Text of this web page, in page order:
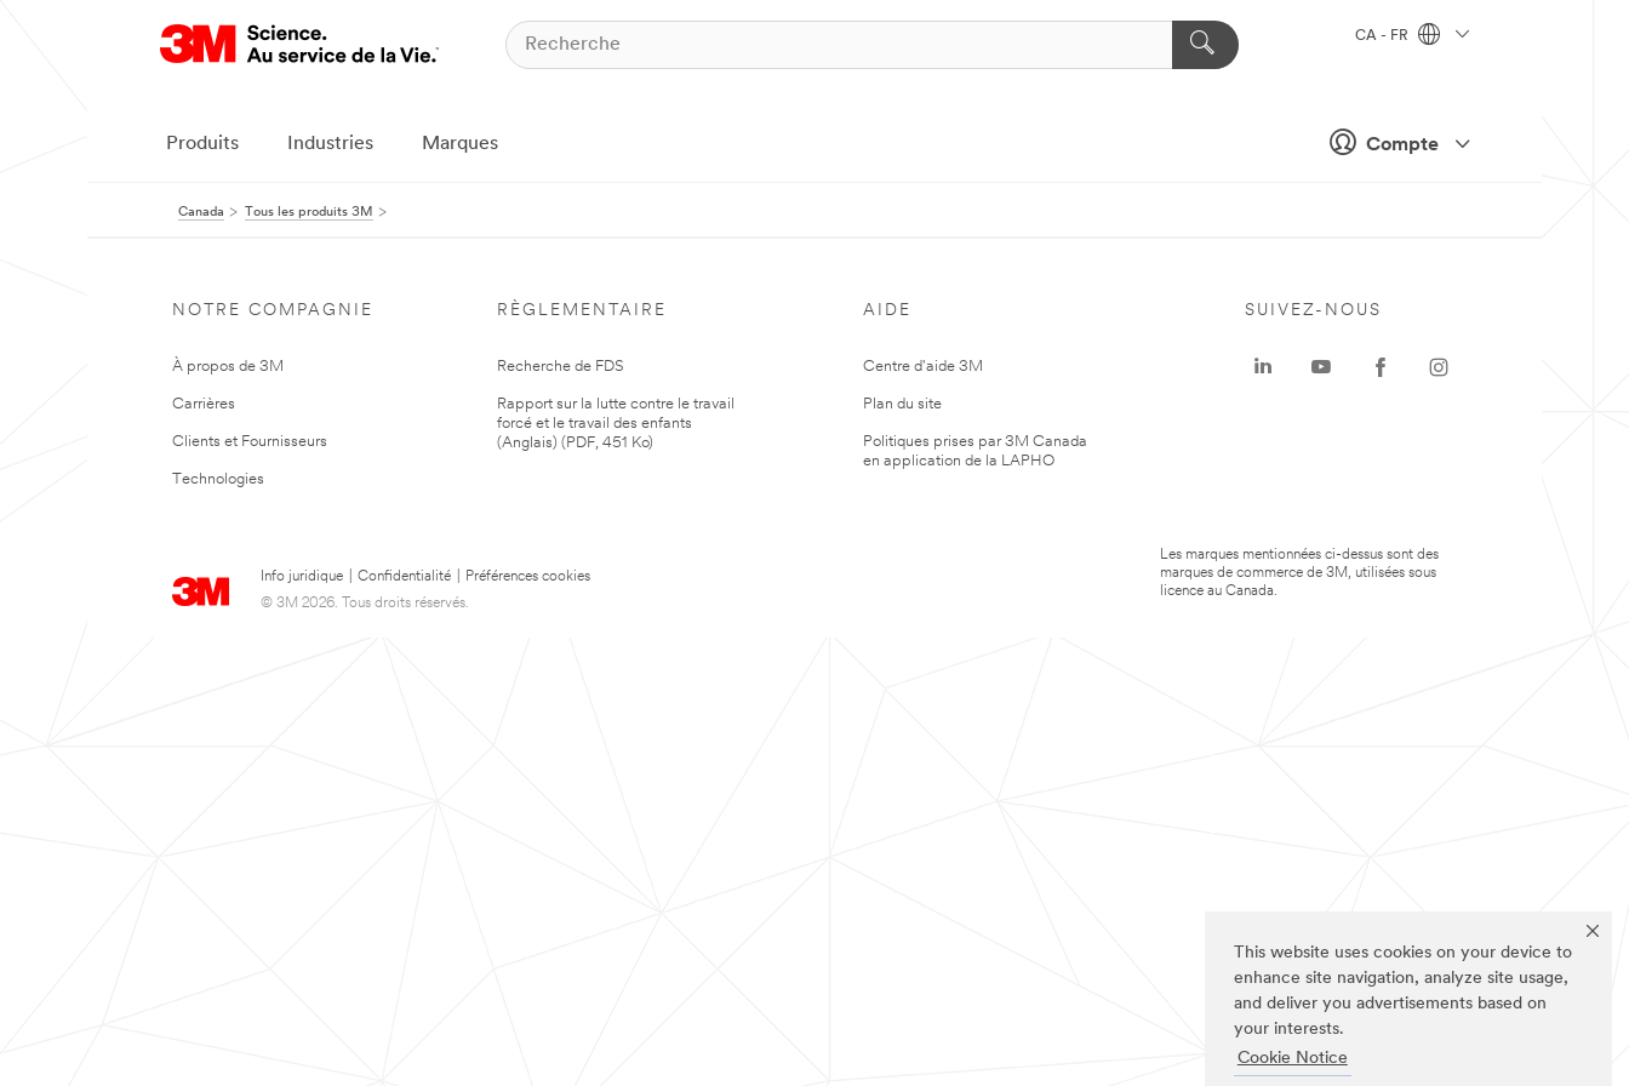
This website uses cookies on your device to
enhance site navigation, analyze site usage,
and deliver you advertisements based on
your interests.
Cookie Notice
Compte
CA - FR
Produits Industries Marques
Canada Tous les produits 3M
NOTRE COMPAGNIE
À propos de 3M
Carrières
Clients et Fournisseurs
Technologies
RÈGLEMENTAIRE
Recherche de FDS
Rapport sur la lutte contre le travail
forcé et le travail des enfants
(Anglais) (PDF, 451 Ko)
AIDE
Centre d'aide 3M
Plan du site
Politiques prises par 3M Canada
en application de la LAPHO
Info juridique Confidentialité
Préférences cookies
© 3M 2026. Tous droits réservés.
SUIVEZ-NOUS
Les marques mentionnées ci-dessus sont des
marques de commerce de 3M, utilisées sous
licence au Canada.